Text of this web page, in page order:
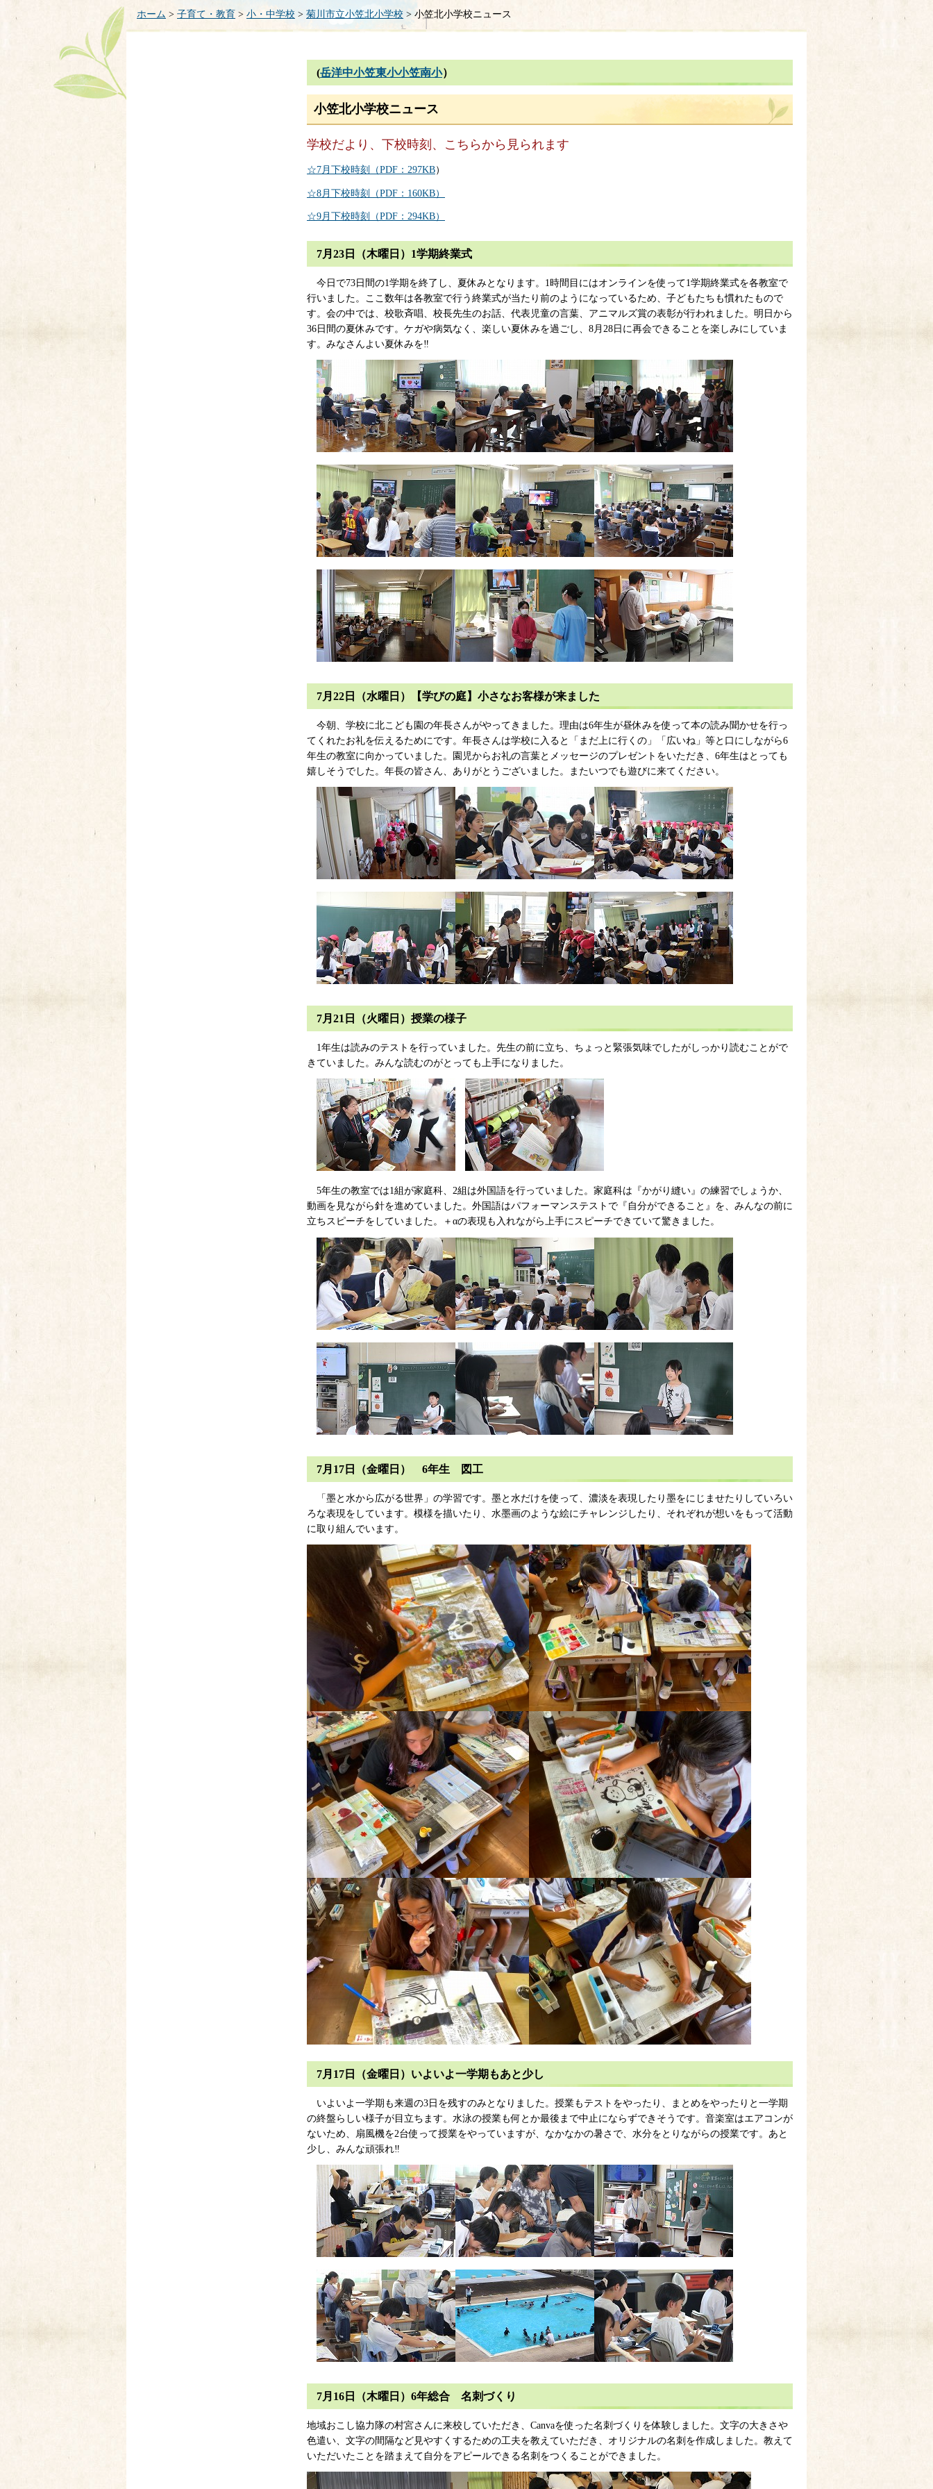
ホーム > 子育て・教育 > 小・中学校 > 菊川市立小笠北小学校 > 小笠北小学校ニュース
(岳洋中小笠東小小笠南小）
小笠北小学校ニュース
学校だより、下校時刻、こちらから見られます
☆7月下校時刻（PDF：297KB）
☆8月下校時刻（PDF：160KB）
☆9月下校時刻（PDF：294KB）
7月23日（木曜日）1学期終業式
今日で73日間の1学期を終了し、夏休みとなります。1時間目にはオンラインを使って1学期終業式を各教室で
行いました。ここ数年は各教室で行う終業式が当たり前のようになっているため、子どもたちも慣れたもので
す。会の中では、校歌斉唱、校長先生のお話、代表児童の言葉、アニマルズ賞の表彰が行われました。明日から
36日間の夏休みです。ケガや病気なく、楽しい夏休みを過ごし、8月28日に再会できることを楽しみにしていま
す。みなさんよい夏休みを‼
7月22日（水曜日）【学びの庭】小さなお客様が来ました
今朝、学校に北こども園の年長さんがやってきました。理由は6年生が昼休みを使って本の読み聞かせを行っ
てくれたお礼を伝えるためにです。年長さんは学校に入ると「まだ上に行くの」「広いね」等と口にしながら6
年生の教室に向かっていました。園児からお礼の言葉とメッセージのプレゼントをいただき、6年生はとっても
嬉しそうでした。年長の皆さん、ありがとうございました。またいつでも遊びに来てください。
7月21日（火曜日）授業の様子
1年生は読みのテストを行っていました。先生の前に立ち、ちょっと緊張気味でしたがしっかり読むことがで
きていました。みんな読むのがとっても上手になりました。
5年生の教室では1組が家庭科、2組は外国語を行っていました。家庭科は『かがり縫い』の練習でしょうか、
動画を見ながら針を進めていました。外国語はパフォーマンステストで『自分ができること』を、みんなの前に
立ちスピーチをしていました。＋αの表現も入れながら上手にスピーチできていて驚きました。
7月17日（金曜日） 6年生 図工
「墨と水から広がる世界」の学習です。墨と水だけを使って、濃淡を表現したり墨をにじませたりしていろい
ろな表現をしています。模様を描いたり、水墨画のような絵にチャレンジしたり、それぞれが想いをもって活動
に取り組んでいます。
7月17日（金曜日）いよいよ一学期もあと少し
いよいよ一学期も来週の3日を残すのみとなりました。授業もテストをやったり、まとめをやったりと一学期
の終盤らしい様子が目立ちます。水泳の授業も何とか最後まで中止にならずできそうです。音楽室はエアコンが
ないため、扇風機を2台使って授業をやっていますが、なかなかの暑さで、水分をとりながらの授業です。あと
少し、みんな頑張れ‼
7月16日（木曜日）6年総合 名刺づくり
地域おこし協力隊の村宮さんに来校していただき、Canvaを使った名刺づくりを体験しました。文字の大きさや
色遣い、文字の間隔など見やすくするための工夫を教えていただき、オリジナルの名刺を作成しました。教えて
いただいたことを踏まえて自分をアピールできる名刺をつくることができました。